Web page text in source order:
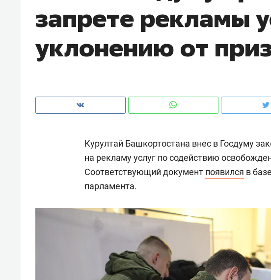
запрете рекламы
уклонению от
Курултай Башкортостана внес в Госдуму
на рекламу услуг по содействию
Соответствующий документ появился в
парламента.
чем интересен Оман?
клиентах
Оставить шум за волной: как
Рекомендуем
когда человек не
свою сверхнагрузку